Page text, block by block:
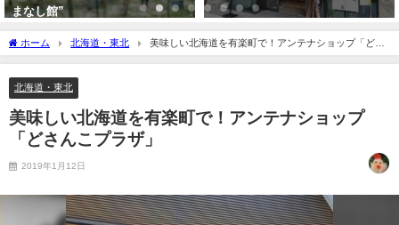
プ”美・伊豆”
ホーム 北海道・東北
美味しい北海道を有楽町で！アンテナショップ「どさ
んこプラザ」
北海道・東北
美味しい北海道を有楽町で！アンテナショップ
「どさんこプラザ」
2019年1月12日